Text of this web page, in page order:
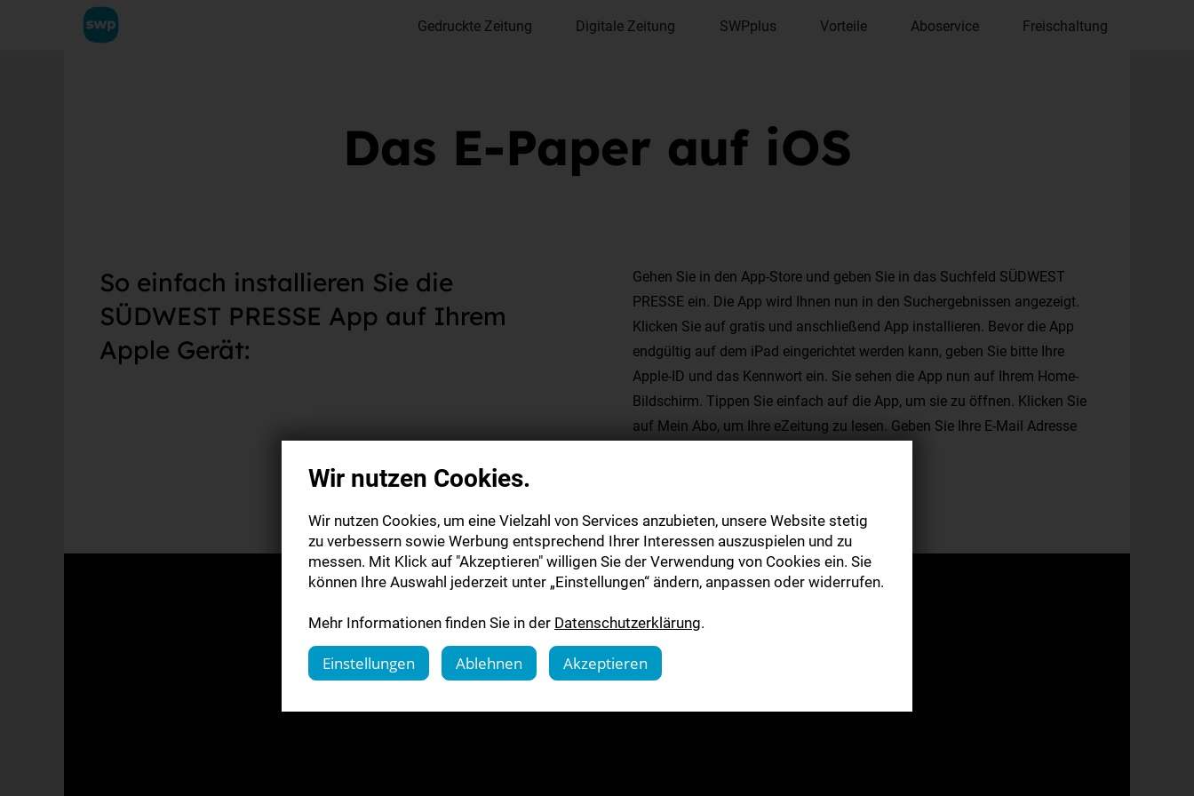
Gedruckte Zeitung Digitale Zeitung SWPplus Vorteile Aboservice Freischaltung
Das E-Paper auf iOS
So einfach installieren Sie die
SÜDWEST PRESSE App auf Ihrem
Apple Gerät:
Gehen Sie in den App-Store und geben Sie in das Suchfeld SÜDWEST
PRESSE ein. Die App wird Ihnen nun in den Suchergebnissen angezeigt.
Klicken Sie auf gratis und anschließend App installieren. Bevor die App
endgültig auf dem iPad eingerichtet werden kann, geben Sie bitte Ihre
Apple-ID und das Kennwort ein. Sie sehen die App nun auf Ihrem Home-
Bildschirm. Tippen Sie einfach auf die App, um sie zu öffnen. Klicken Sie
auf Mein Abo, um Ihre eZeitung zu lesen. Geben Sie Ihre E-Mail Adresse
Wir nutzen Cookies.
Wir nutzen Cookies, um eine Vielzahl von Services anzubieten, unsere Website stetig
zu verbessern sowie Werbung entsprechend Ihrer Interessen auszuspielen und zu
messen. Mit Klick auf "Akzeptieren" willigen Sie der Verwendung von Cookies ein. Sie
können Ihre Auswahl jederzeit unter „Einstellungen“ ändern, anpassen oder widerrufen.
Mehr Informationen finden Sie in der Datenschutzerklärung.
Einstellungen
Ablehnen Akzeptieren